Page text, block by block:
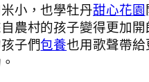
小，也學牡丹甜心花園
農村的孩子變得更加
子們包養也用歌聲帶